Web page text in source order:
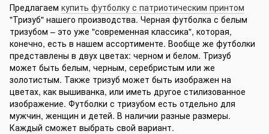
Предлагаем купить футболку с патриотическим принтом
"Тризуб" нашего производства. Черная футболка с белым
тризубом – это уже "современная классика", которая,
конечно, есть в нашем ассортименте. Вообще же футболки
представлены в двух цветах: черном и белом. Тризуб
может быть белым, черным, серебристым или же
золотистым. Также тризуб может быть изображен на
цветах, как вышиванка, или иметь другое стилизованное
изображение. Футболки с тризубом есть отдельно для
мужчин, женщин и детей. В наличии разные размеры.
Каждый сможет выбрать свой вариант.